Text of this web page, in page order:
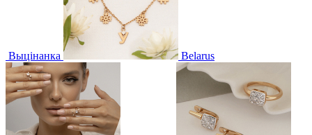
Выцінанка Belarus